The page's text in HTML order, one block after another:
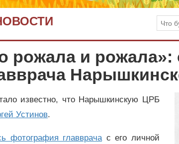
рожала и рожала»:
известно, что Нарышкинскую ЦРБ
Устинов.
фотография главврача с его личной